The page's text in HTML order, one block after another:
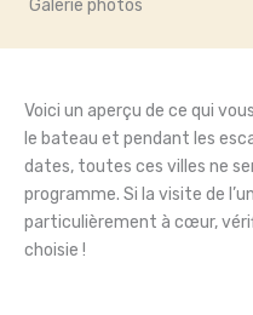
Galerie photos
Voici un aperçu de ce qui
le bateau et pendant les
dates, toutes ces villes ne
programme. Si la visite de
particulièrement à cœur,
choisie !